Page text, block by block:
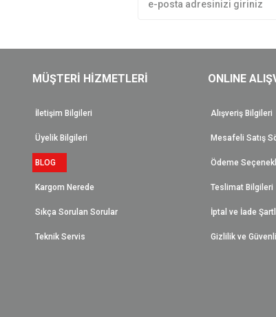
MÜŞTERİ HİZMETLERİ
İletişim Bilgileri
Üyelik Bilgileri
BLOG
Kargom Nerede
Sıkça Sorulan Sorular
Teknik Servis
ONLINE
Alışveriş Bilgileri
Mesafeli Satış
Ödeme
Teslimat Bilgileri
İptal ve İade
Gizlilik ve